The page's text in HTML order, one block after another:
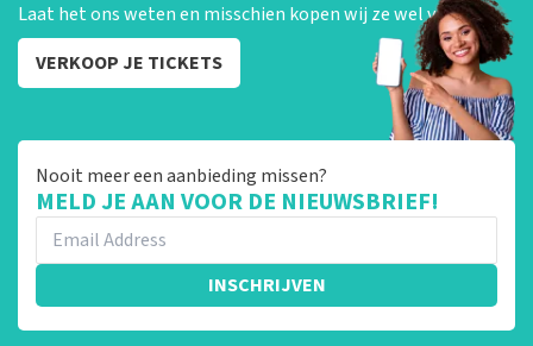
Laat het ons weten en misschien kopen wij ze wel van je!
VERKOOP JE TICKETS
Nooit meer een aanbieding missen?
MELD JE AAN VOOR DE NIEUWSBRIEF!
INSCHRIJVEN